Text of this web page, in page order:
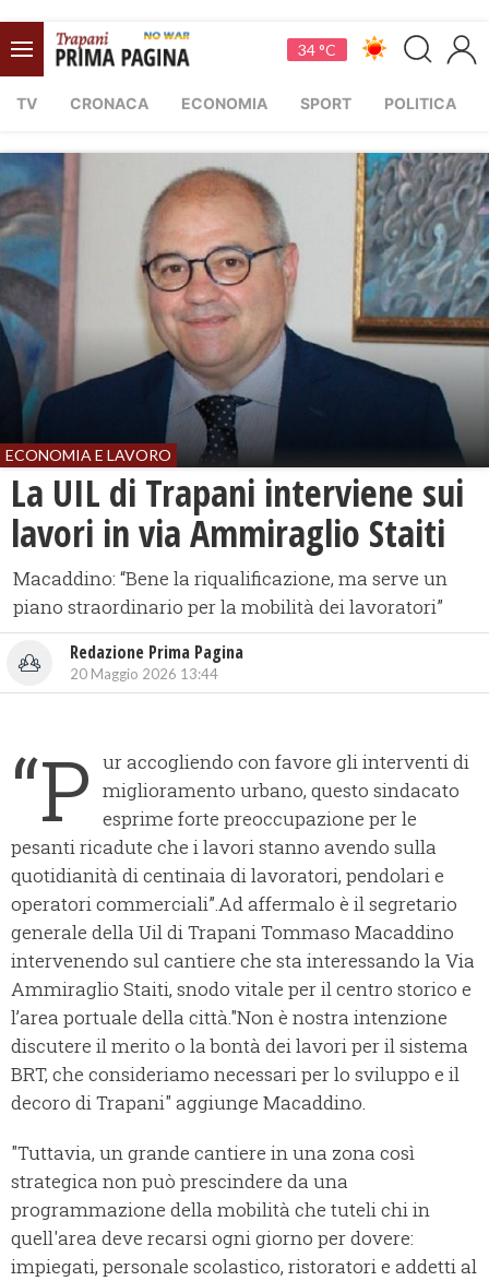
34 °C
TV CRONACA ECONOMIA SPORT POLITICA
ECONOMIA E LAVORO
​La UIL di Trapani interviene sui
lavori in via Ammiraglio Staiti
Macaddino: “Bene la riqualificazione, ma serve un
piano straordinario per la mobilità dei lavoratori”
Redazione Prima Pagina
20 Maggio 2026 13:44
“P ur accogliendo con favore gli interventi di
miglioramento urbano, questo sindacato
esprime forte preoccupazione per le
pesanti ricadute che i lavori stanno avendo sulla
quotidianità di centinaia di lavoratori, pendolari e
operatori commerciali”.Ad affermalo è il segretario
generale della Uil di Trapani Tommaso Macaddino
intervenendo sul cantiere che sta interessando la Via
Ammiraglio Staiti, snodo vitale per il centro storico e
l’area portuale della città."Non è nostra intenzione
discutere il merito o la bontà dei lavori per il sistema
BRT, che consideriamo necessari per lo sviluppo e il
decoro di Trapani" aggiunge Macaddino.
"Tuttavia, un grande cantiere in una zona così
strategica non può prescindere da una
programmazione della mobilità che tuteli chi in
quell'area deve recarsi ogni giorno per dovere:
impiegati, personale scolastico, ristoratori e addetti al